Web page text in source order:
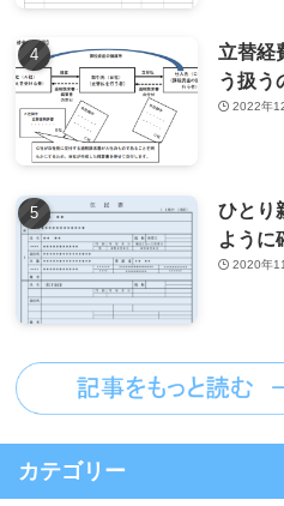
立替経
う扱う
2022年
ひとり
ように
2020年
カテゴリー